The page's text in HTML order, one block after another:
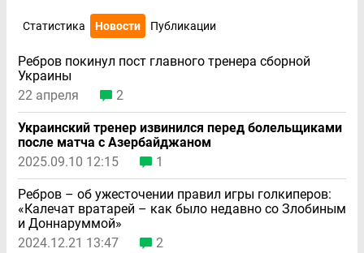
Статистика Новости Публикации
Ребров покинул пост главного тренера сборной
Украины
22 апреля
2
Украинский тренер извинился перед болельщиками
после матча с Азербайджаном
2025.09.10 12:15
1
Ребров – об ужесточении правил игры голкиперов:
«Калечат вратарей – как было недавно со Злобиным
и Доннаруммой»
2024.12.21 13:47
2